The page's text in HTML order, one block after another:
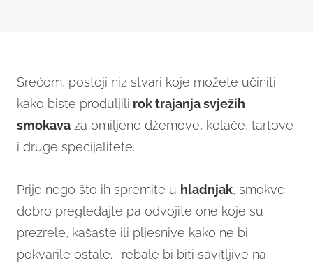
Srećom, postoji niz stvari koje možete učiniti
kako biste produljili rok trajanja svježih
smokava za omiljene džemove, kolače, tartove
i druge specijalitete.
Prije nego što ih spremite u hladnjak, smokve
dobro pregledajte pa odvojite one koje su
prezrele, kašaste ili pljesnive kako ne bi
pokvarile ostale. Trebale bi biti savitljive na